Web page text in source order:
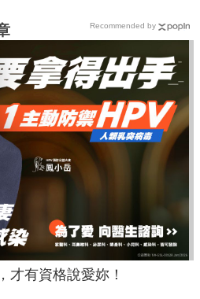
才有資格說愛妳！
Recommended by